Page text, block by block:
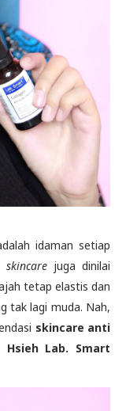
idaman setiap
skincarejuga dinilai
tetap elastis dan
tak lagi muda. Nah,
skincare anti
Hsieh Lab. Smart